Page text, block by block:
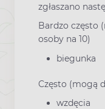
zgłaszano
Bardzo często
osoby na 10)
biegunka
Często (mogą
wzdęcia